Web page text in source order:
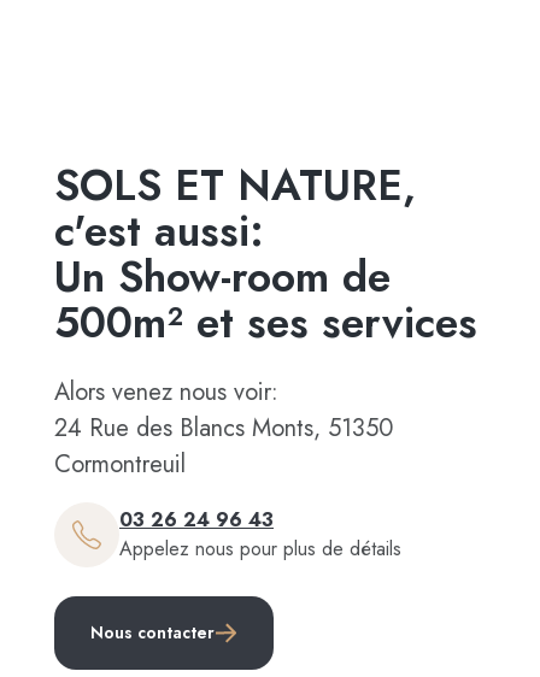
SOLS ET NATURE,
c'est aussi:
Un Show-room de
500m² et ses services
Alors venez nous voir:
24 Rue des Blancs Monts, 51350
Cormontreuil
03 26 24 96 43
Appelez nous pour plus de détails
Nous contacter